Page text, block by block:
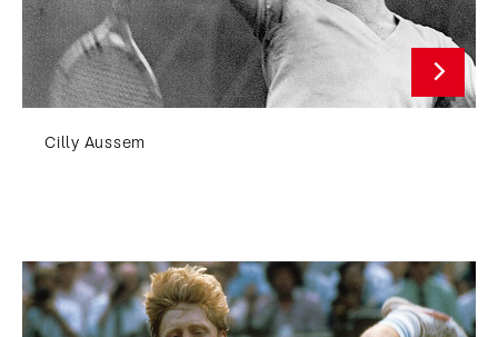
Cilly Aussem